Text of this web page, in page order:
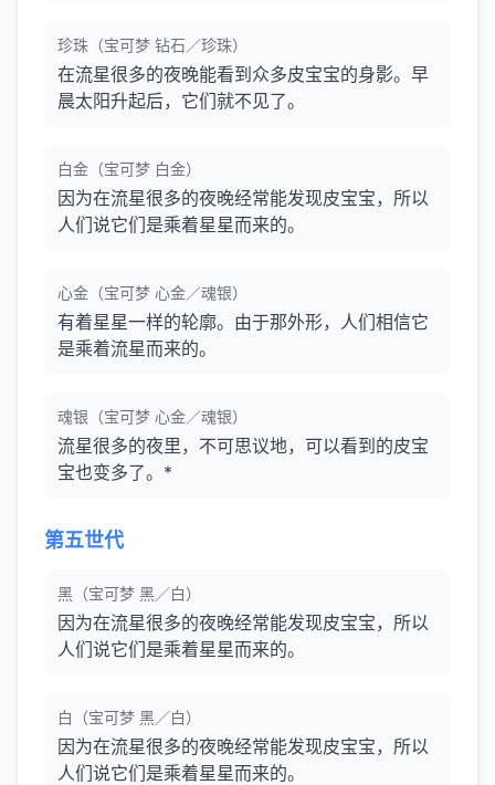
珍珠（宝可梦 钻石／珍珠）
在流星很多的夜晚能看到众多皮宝宝的身影。早
晨太阳升起后，它们就不见了。
白金（宝可梦 白金）
因为在流星很多的夜晚经常能发现皮宝宝，所以
人们说它们是乘着星星而来的。
心金（宝可梦 心金／魂银）
有着星星一样的轮廓。由于那外形，人们相信它
是乘着流星而来的。
魂银（宝可梦 心金／魂银）
流星很多的夜里，不可思议地，可以看到的皮宝
宝也变多了。*
第五世代
黑（宝可梦 黑／白）
因为在流星很多的夜晚经常能发现皮宝宝，所以
人们说它们是乘着星星而来的。
白（宝可梦 黑／白）
因为在流星很多的夜晚经常能发现皮宝宝，所以
人们说它们是乘着星星而来的。